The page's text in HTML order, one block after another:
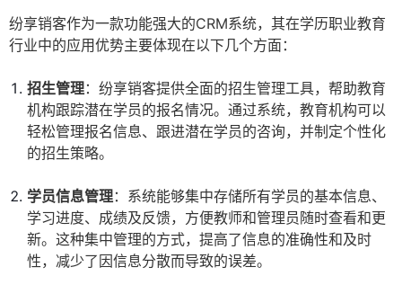
纷享销客作为一款功能强大的CRM系统，其在学历职业教育
行业中的应用优势主要体现在以下几个方面：
招生管理：纷享销客提供全面的招生管理工具，帮助教育
机构跟踪潜在学员的报名情况。通过系统，教育机构可以
轻松管理报名信息、跟进潜在学员的咨询，并制定个性化
的招生策略。
学员信息管理：系统能够集中存储所有学员的基本信息、
学习进度、成绩及反馈，方便教师和管理员随时查看和更
新。这种集中管理的方式，提高了信息的准确性和及时
性，减少了因信息分散而导致的误差。